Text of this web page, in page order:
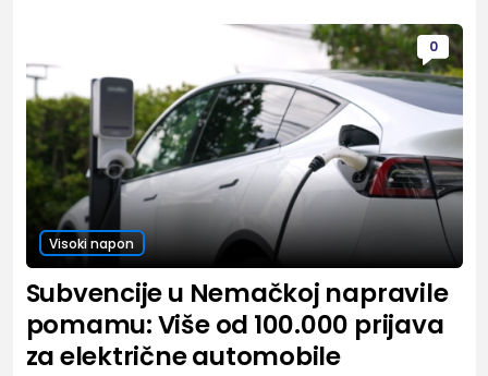
0
Visoki napon
Subvencije u Nemačkoj napravile
pomamu: Više od 100.000 prijava
za električne automobile